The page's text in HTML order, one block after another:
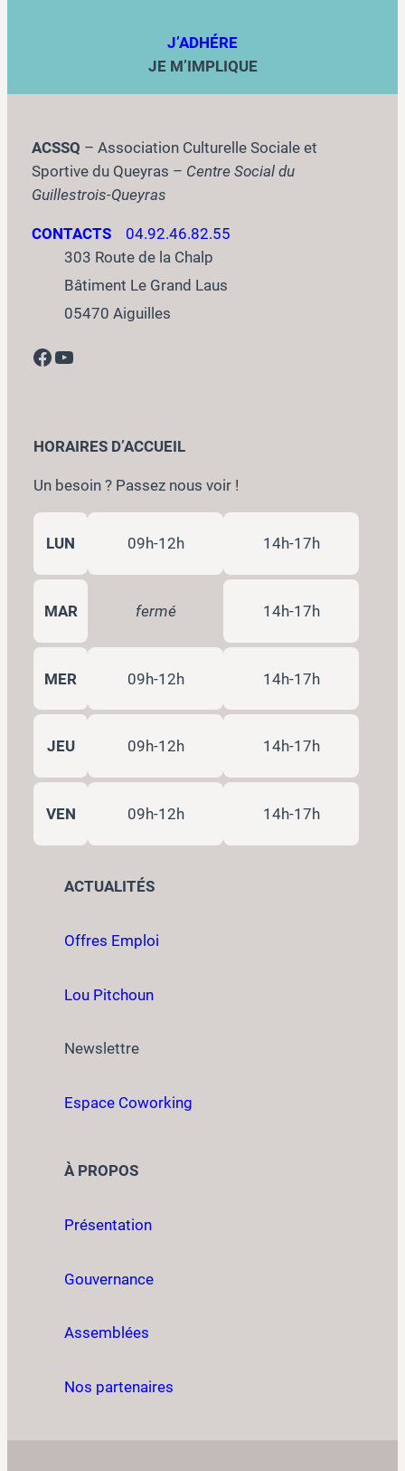
J’ADHÉRE
JE M’IMPLIQUE
ACSSQ – Association Culturelle Sociale et
Sportive du Queyras – Centre Social du
Guillestrois-Queyras
CONTACTS
04.92.46.82.55
303 Route de la Chalp
Bâtiment Le Grand Laus
05470 Aiguilles
Facebook YouTube
HORAIRES D’ACCUEIL
Un besoin ? Passez nous voir !
LUN 09h-12h 14h-17h
MAR fermé 14h-17h
MER 09h-12h 14h-17h
JEU 09h-12h 14h-17h
VEN 09h-12h 14h-17h
ACTUALITÉS
Offres Emploi
Lou Pitchoun
Newslettre
Espace Coworking
À PROPOS
Présentation
Gouvernance
Assemblées
Nos partenaires